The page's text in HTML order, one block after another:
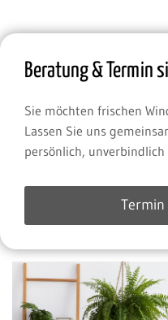
Beratung & Termin
Sie möchten frischen
Lassen Sie uns
persönlich,